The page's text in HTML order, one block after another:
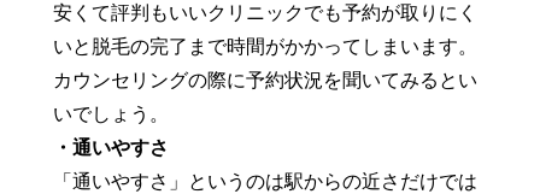
安くて評判もいいクリニックでも予約が取りにく
いと脱毛の完了まで時間がかかってしまいます。
カウンセリングの際に予約状況を聞いてみるとい
いでしょう。
・通いやすさ
「通いやすさ」というのは駅からの近さだけでは